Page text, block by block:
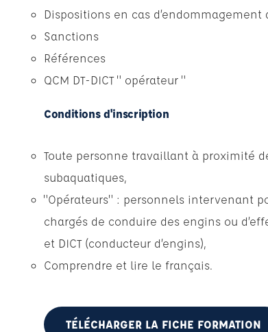
Dispositions en cas d’endommagement
Sanctions
Références
QCM DT-DICT " opérateur "
Conditions d'inscription
Toute personne travaillant à proximité
subaquatiques,
"Opérateurs" : personnels intervenant
chargés de conduire des engins ou
et DICT (conducteur d’engins),
Comprendre et lire le français.
TÉLÉCHARGER LA FICHE FORMATION